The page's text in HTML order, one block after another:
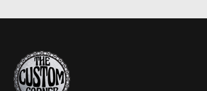
The Custom Corner